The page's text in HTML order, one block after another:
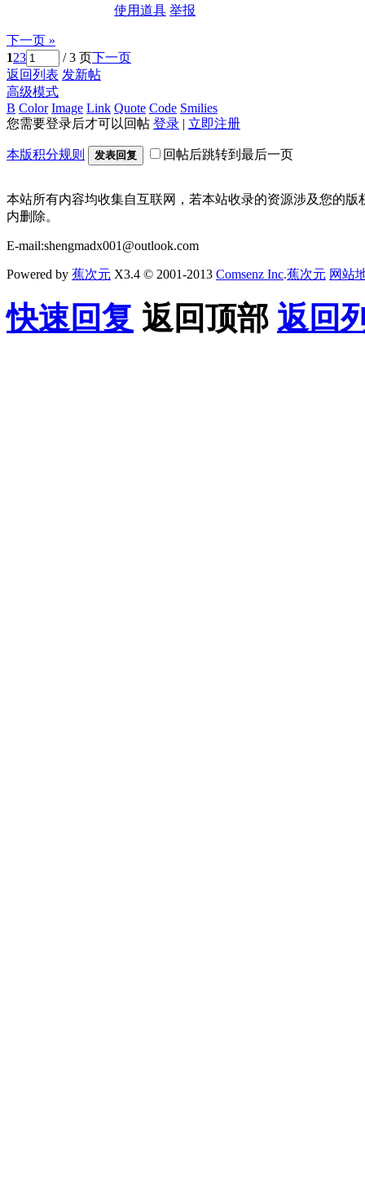
使用道具 举报
下一页 »
123 / 3 页下一页
返回列表 发新帖
高级模式
B Color Image Link Quote Code Smilies
您需要登录后才可以回帖 登录 | 立即注册
本版积分规则 发表回复 回帖后跳转到最后一页
本站所有内容均收集自互联网，若本站收录的资源涉及您的
内删除。
E-mail:shengmadx001@outlook.com
Powered by 蕉次元 X3.4 © 2001-2013 Comsenz Inc.蕉次元 网站
快速回复 返回顶部 返回